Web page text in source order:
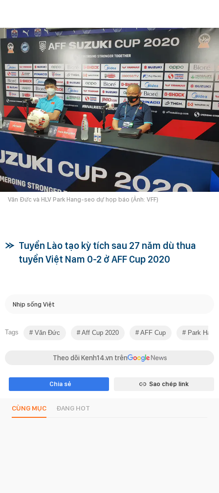
Văn Đức và HLV Park Hang-seo dự họp báo (Ảnh: VFF)
Tuyển Lào tạo kỳ tích sau 27 năm dù thua
tuyển Việt Nam 0-2 ở AFF Cup 2020
Nhịp sống Việt
Tags Văn Đức Aff Cup 2020 AFF Cup Park
Theo dõi Kenh14.vn trên
Chia sẻ Sao chép link
CÙNG MỤC ĐANG HOT